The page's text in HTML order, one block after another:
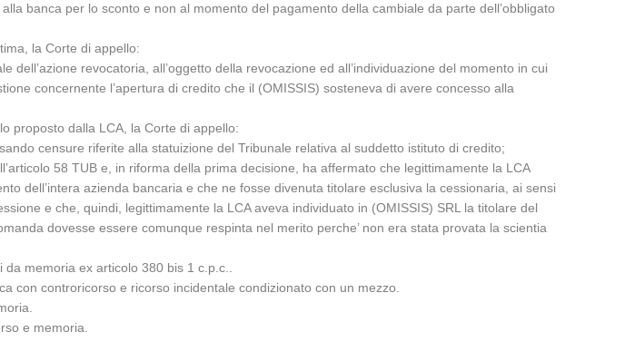
banca per lo sconto e non al momento del pagamento della cambiale da parte dell’obbligato
la Corte di appello:
revocatoria, all’oggetto della revocazione ed all’individuazione del momento in cui
concernente l’apertura di credito che il (OMISSIS) sosteneva di avere concesso alla
proposto dalla LCA, la Corte di appello:
censure riferite alla statuizione del Tribunale relativa al suddetto istituto di credito;
58 TUB e, in riforma della prima decisione, ha affermato che legittimamente la LCA
dell’intera azienda bancaria e che ne fosse divenuta titolare esclusiva la cessionaria, ai sensi
e che, quindi, legittimamente la LCA aveva individuato in (OMISSIS) SRL la titolare del
dovesse essere comunque respinta nel merito perche’ non era stata provata la scientia
memoria ex articolo 380 bis 1 c.p.c..
con controricorso e ricorso incidentale condizionato con un mezzo.
e memoria.